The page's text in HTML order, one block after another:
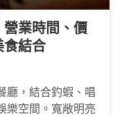
業時間、價
食結合
廳，結合釣蝦、唱
樂空間。寬敞明亮